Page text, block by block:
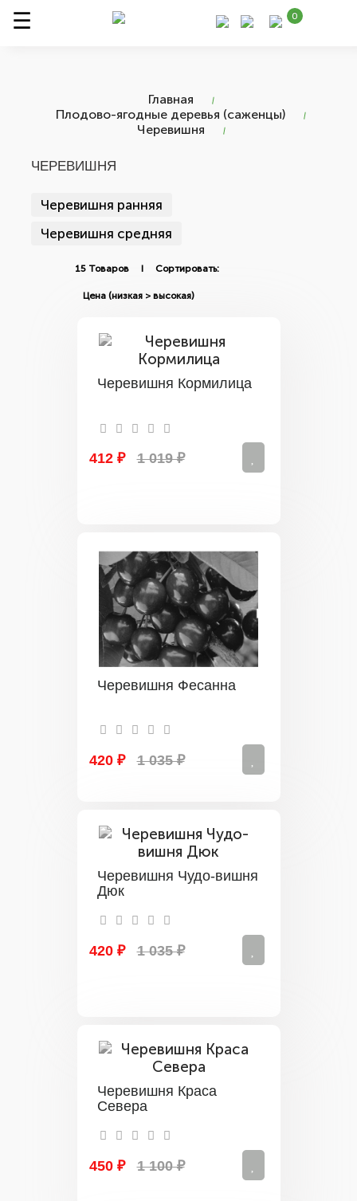
0
Главная
Плодово-ягодные деревья (саженцы)
Черевишня
ЧЕРЕВИШНЯ
Черевишня ранняя
Черевишня средняя
15 Товаров I Сортировать:
Черевишня Кормилица
412 ₽ 1 019 ₽
Черевишня Фесанна
420 ₽ 1 035 ₽
Черевишня Чудо-вишня
Дюк
420 ₽ 1 035 ₽
Черевишня Краса
Севера
450 ₽ 1 100 ₽